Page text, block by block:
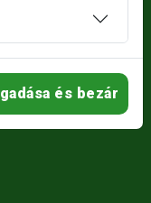
és bezár